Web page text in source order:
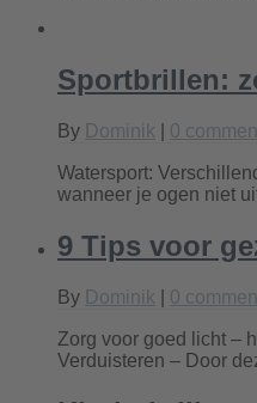
Sportbrillen:
By Dominik 0
Watersport:
wanneer je ogen niet
9 Tips voor
By Dominik 0
Zorg voor goed licht –
Verduisteren – Door